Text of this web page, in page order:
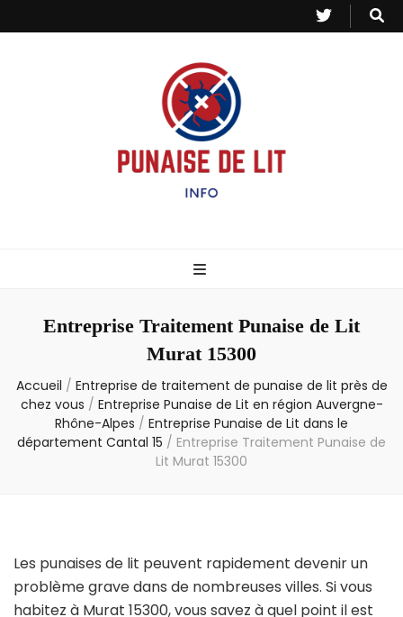
– Info
Entreprise Traitement Punaise de Lit
Murat 15300
Accueil / Entreprise de traitement de punaise de lit près de
chez vous / Entreprise Punaise de Lit en région Auvergne-
Rhône-Alpes / Entreprise Punaise de Lit dans le
département Cantal 15 / Entreprise Traitement Punaise de
Lit Murat 15300
Les punaises de lit peuvent rapidement devenir un
problème grave dans de nombreuses villes. Si vous
habitez à Murat 15300, vous savez à quel point il est